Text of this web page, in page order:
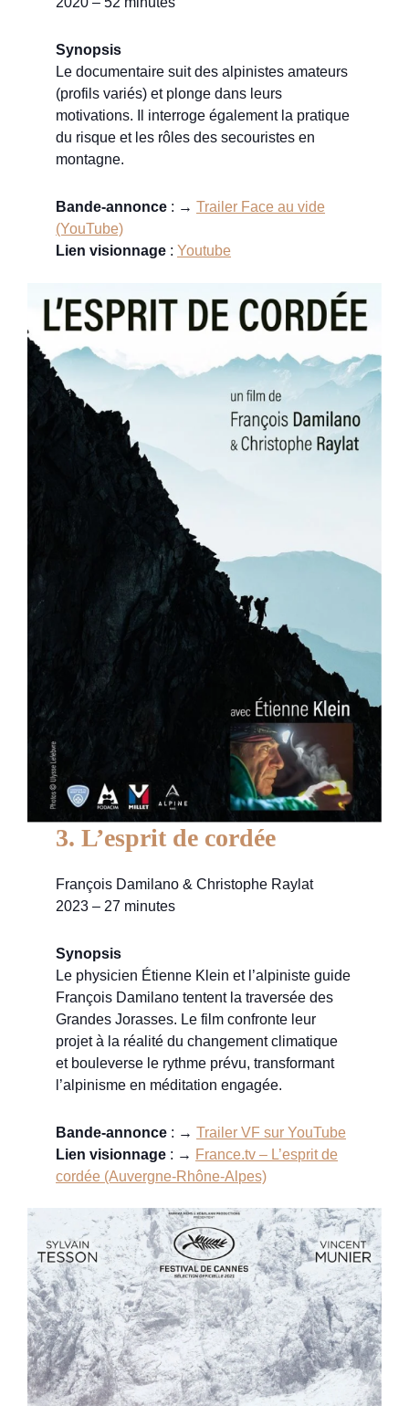
Synopsis
Le documentaire suit des alpinistes amateurs
(profils variés) et plonge dans leurs
motivations. Il interroge également la pratique
du risque et les rôles des secouristes en
montagne.
Bande-annonce : →Trailer Face au vide
(YouTube)
Lien visionnage :Youtube
3. L’esprit de cordée
François Damilano & Christophe Raylat
2023 – 27 minutes
Synopsis
Le physicien Étienne Klein et l’alpiniste guide
François Damilano tentent la traversée des
Grandes Jorasses. Le film confronte leur
projet à la réalité du changement climatique
et bouleverse le rythme prévu, transformant
l’alpinisme en méditation engagée.
Bande-annonce : →Trailer VF sur YouTube
Lien visionnage : → France.tv – L’esprit de
cordée (Auvergne-Rhône-Alpes)